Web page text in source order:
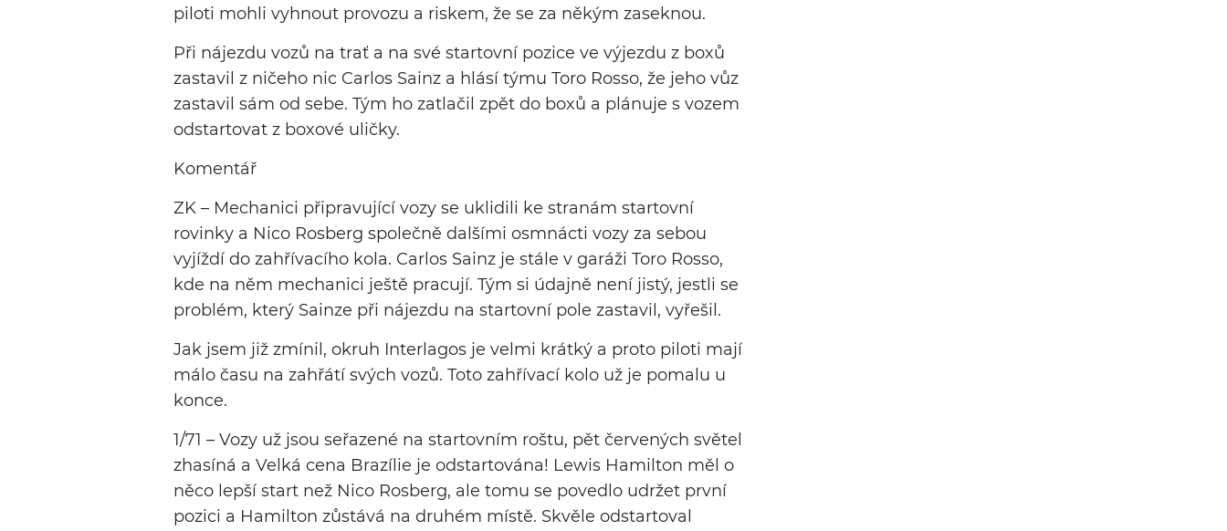
piloti mohli vyhnout provozu a riskem, že se za někým zaseknou.
Při nájezdu vozů na trať a na své startovní pozice ve výjezdu z boxů
zastavil z ničeho nic Carlos Sainz a hlásí týmu Toro Rosso, že jeho vůz
zastavil sám od sebe. Tým ho zatlačil zpět do boxů a plánuje s vozem
odstartovat z boxové uličky.
Komentář
ZK – Mechanici připravující vozy se uklidili ke stranám startovní
rovinky a Nico Rosberg společně dalšími osmnácti vozy za sebou
vyjíždí do zahřívacího kola. Carlos Sainz je stále v garáži Toro Rosso,
kde na něm mechanici ještě pracují. Tým si údajně není jistý, jestli se
problém, který Sainze při nájezdu na startovní pole zastavil, vyřešil.
Jak jsem již zmínil, okruh Interlagos je velmi krátký a proto piloti mají
málo času na zahřátí svých vozů. Toto zahřívací kolo už je pomalu u
konce.
1/71 – Vozy už jsou seřazené na startovním roštu, pět červených světel
zhasíná a Velká cena Brazílie je odstartována! Lewis Hamilton měl o
něco lepší start než Nico Rosberg, ale tomu se povedlo udržet první
pozici a Hamilton zůstává na druhém místě. Skvěle odstartoval